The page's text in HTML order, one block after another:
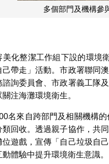
多個部門及機構參
美化整潔工作組下設的環境
己帶走」活動。市政署聯同
諮詢委員會、市政署義工隊
注海灘環境衛生。
名來自跨部門及相關機構
類回收。透過親子協作，共
位遊戲，宣傳「自己垃圾自
體驗中提升環境衛生意識。